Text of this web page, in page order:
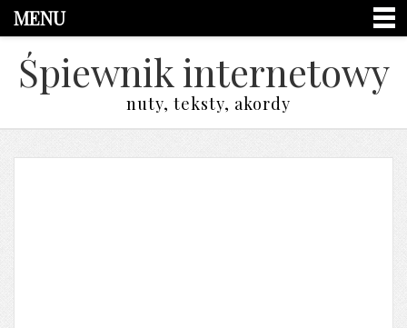
MENU
Śpiewnik internetowy
nuty, teksty, akordy